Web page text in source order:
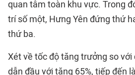
quan tâm toàn khu vực. Trong
trí số một, Hưng Yên đứng thứ
thứ ba.
Xét về tốc độ tăng trưởng so với
dẫn đầu với tăng 65%, tiếp đến